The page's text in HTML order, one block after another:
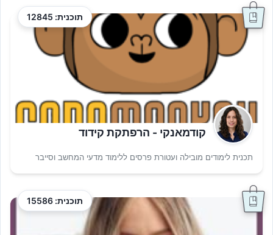
תוכנית: 12845
קודמאנקי - הרפתקת קידוד
תכנית לימודים מובילה ועטורת פרסים ללימוד מדעי המחשב וסייבר
תוכנית: 15586